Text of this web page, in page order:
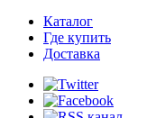
Каталог
Где купить
Доставка